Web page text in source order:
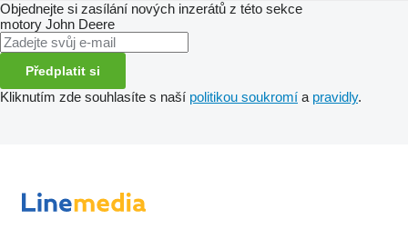
Objednejte si zasílání nových inzerátů z této sekce
motory John Deere
Předplatit si
Kliknutím zde souhlasíte s naší politikou soukromí a pravidly.